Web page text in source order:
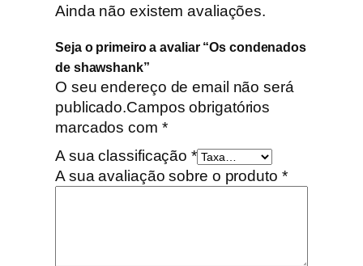
k
Ainda não existem avaliações.
Seja o primeiro a avaliar “Os condenados
de shawshank”
O seu endereço de email não será
publicado.Campos obrigatórios
marcados com *
A sua classificação *
A sua avaliação sobre o produto *